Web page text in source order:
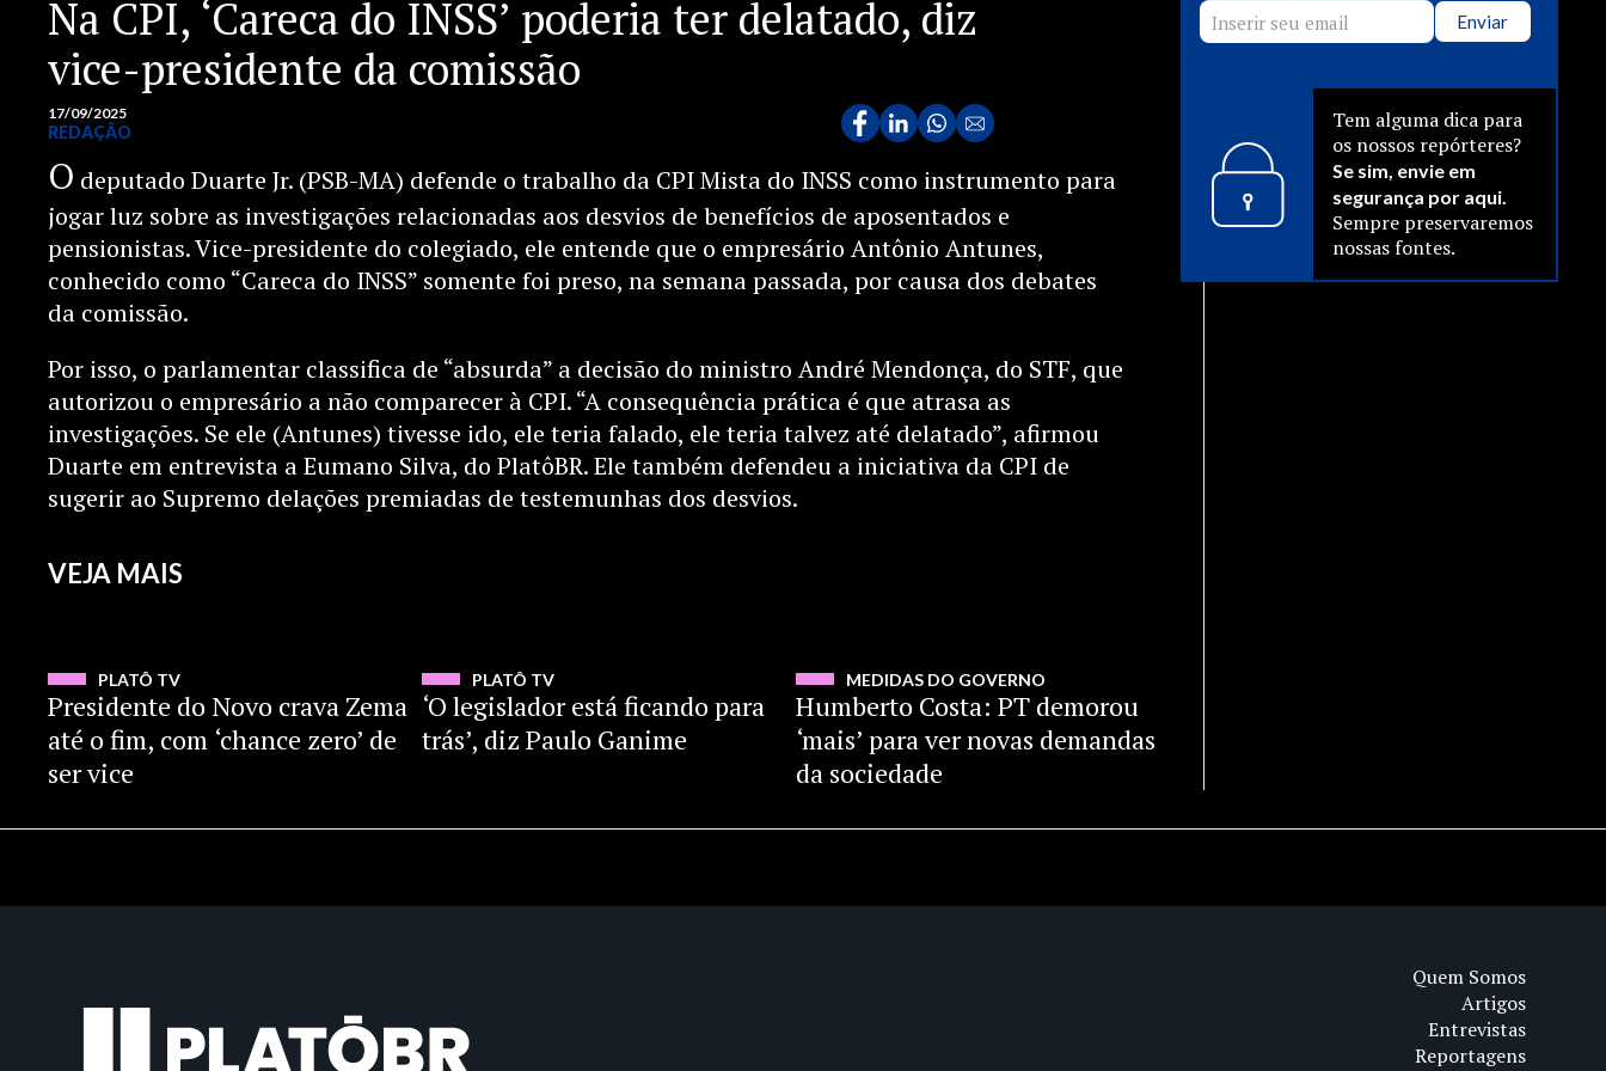
Na CPI, ‘Careca do INSS’ poderia ter delatado, diz
vice-presidente da comissão
17/09/2025
REDAÇÃO
O deputado Duarte Jr. (PSB-MA) defende o trabalho da CPI Mista do INSS como instrumento para
jogar luz sobre as investigações relacionadas aos desvios de benefícios de aposentados e
pensionistas. Vice-presidente do colegiado, ele entende que o empresário Antônio Antunes,
conhecido como “Careca do INSS” somente foi preso, na semana passada, por causa dos debates
da comissão.
Por isso, o parlamentar classifica de “absurda” a decisão do ministro André Mendonça, do STF, que
autorizou o empresário a não comparecer à CPI. “A consequência prática é que atrasa as
investigações. Se ele (Antunes) tivesse ido, ele teria falado, ele teria talvez até delatado”, afirmou
Duarte em entrevista a Eumano Silva, do PlatôBR. Ele também defendeu a iniciativa da CPI de
sugerir ao Supremo delações premiadas de testemunhas dos desvios.
VEJA MAIS
PLATÔ TV
Presidente do Novo crava Zema
até o fim, com ‘chance zero’ de
ser vice
PLATÔ TV
‘O legislador está ficando para
trás’, diz Paulo Ganime
MEDIDAS DO GOVERNO
Humberto Costa: PT demorou
‘mais’ para ver novas demandas
da sociedade
Enviar
Tem alguma dica para
os nossos repórteres?
Se sim, envie em
segurança por aqui.
Sempre preservaremos
nossas fontes.
Quem Somos
Artigos
Entrevistas
Reportagens